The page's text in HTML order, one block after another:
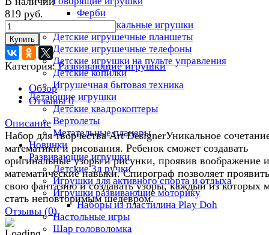
Ферби
Детские Музыкальные игрушки
Детские игрушечные планшеты
Детские игрушечные телефоны
Детские игрушки на пульте управления
Детские копилки
Игрушечная бытовая техника
Летающие игрушки
Детские квадрокоптеры
Вертолеты
Метательные планеры
Новинки
Развивающие игрушки
Детские 3д ручки
Игрушки для активного спорта и отдыха
Игрушки развивающие моторику
Наборы из пластилина Play Doh
Настольные игры
Шар головоломка
819 руб.
Купить
Категория:Развивающие игрушки
Обзор
Отзывы0
Описание
Набор для творчества Art DesignerУникальное
математики и рисования. Ребенок сможет создавать
оригинальные узоры и рисунки, проявив воображение и
математические навыки. Спирограф позволяет проявить
свою фантазию и создавать узоры, каждый из которых
стать неповторимым шедевром.
Отзывы (0)